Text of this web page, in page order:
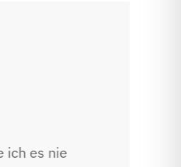
ich es nie